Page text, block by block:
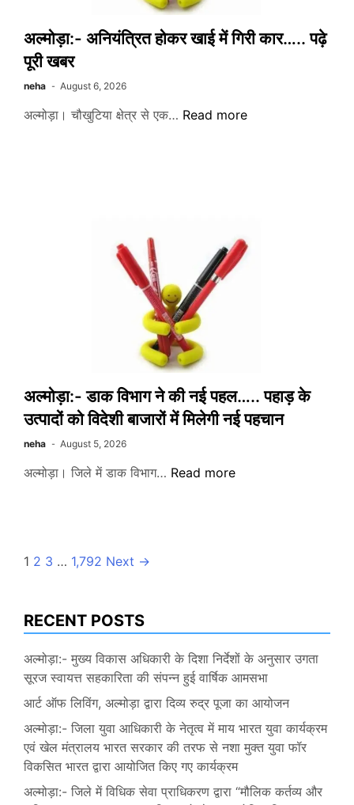
अल्मोड़ा:- अनियंत्रित होकर खाई में गिरी कार….. पढ़े
पूरी खबर
neha August 6, 2026
अल्मोड़ा। चौखुटिया क्षेत्र से एक… अल्मोड़ा:-
खबर
Read more
अल्मोड़ा:- डाक विभाग ने की नई पहल….. पहाड़ के
उत्पादों को विदेशी बाजारों में मिलेगी नई पहचान
neha August 5, 2026
अल्मोड़ा। जिले में डाक विभाग… अल्मोड़ा:-
को
विदेशी
बाजारों
मिलेगी
नई
पहचान
Read more
Posts
1 2 3 … 1,792 Next →
RECENT POSTS
अल्मोड़ा:- मुख्य विकास अधिकारी के दिशा निर्देशों के अनुसार उगता
सूरज स्वायत्त सहकारिता की संपन्न हुई वार्षिक आमसभा
आर्ट ऑफ लिविंग, अल्मोड़ा द्वारा दिव्य रुद्र पूजा का आयोजन
अल्मोड़ा:- जिला युवा आधिकारी के नेतृत्व में माय भारत युवा कार्यक्रम
एवं खेल मंत्रालय भारत सरकार की तरफ से नशा मुक्त युवा फॉर
विकसित भारत द्वारा आयोजित किए गए कार्यक्रम
अल्मोड़ा:- जिले में विधिक सेवा प्राधिकरण द्वारा “मौलिक कर्तव्य और